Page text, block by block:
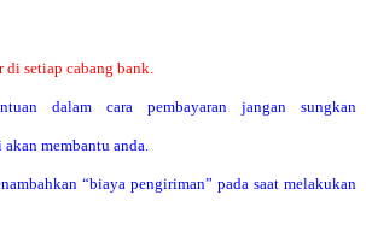
setiap cabang bank.
dalam cara pembayaran jangan sungkan
membantu anda.
“biaya pengiriman” pada saat melakukan